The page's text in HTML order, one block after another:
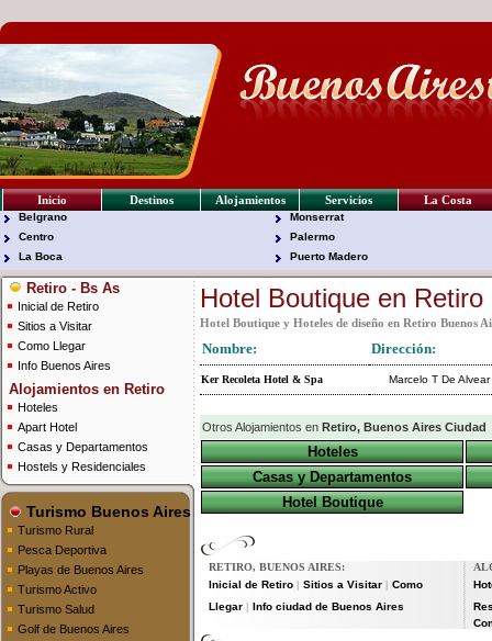
Inicio Destinos Alojamientos Servicios La Costa
Belgrano
Centro
La Boca
Monserrat
Palermo
Puerto Madero
Retiro - Bs As
Inicial de Retiro
Sitios a Visitar
Como Llegar
Info Buenos Aires
Alojamientos en Retiro
Hoteles
Apart Hotel
Casas y Departamentos
Hostels y Residenciales
Turismo Buenos Aires
Turismo Rural
Pesca Deportiva
Playas de Buenos Aires
Turismo Activo
Turismo Salud
Golf de Buenos Aires
Hotel Boutique en Retiro
Hotel Boutique y Hoteles de diseño en Retiro Buenos
Nombre: Dirección:
Ker Recoleta Hotel & Spa Marcelo T De
Otros Alojamientos en Retiro, Buenos Aires Ciudad
Hoteles
Casas y Departamentos
Hotel Boutique
RETIRO, BUENOS AIRES:
Inicial de Retiro
Sitios a Visitar
Como
Llegar
Info ciudad de Buenos Aires